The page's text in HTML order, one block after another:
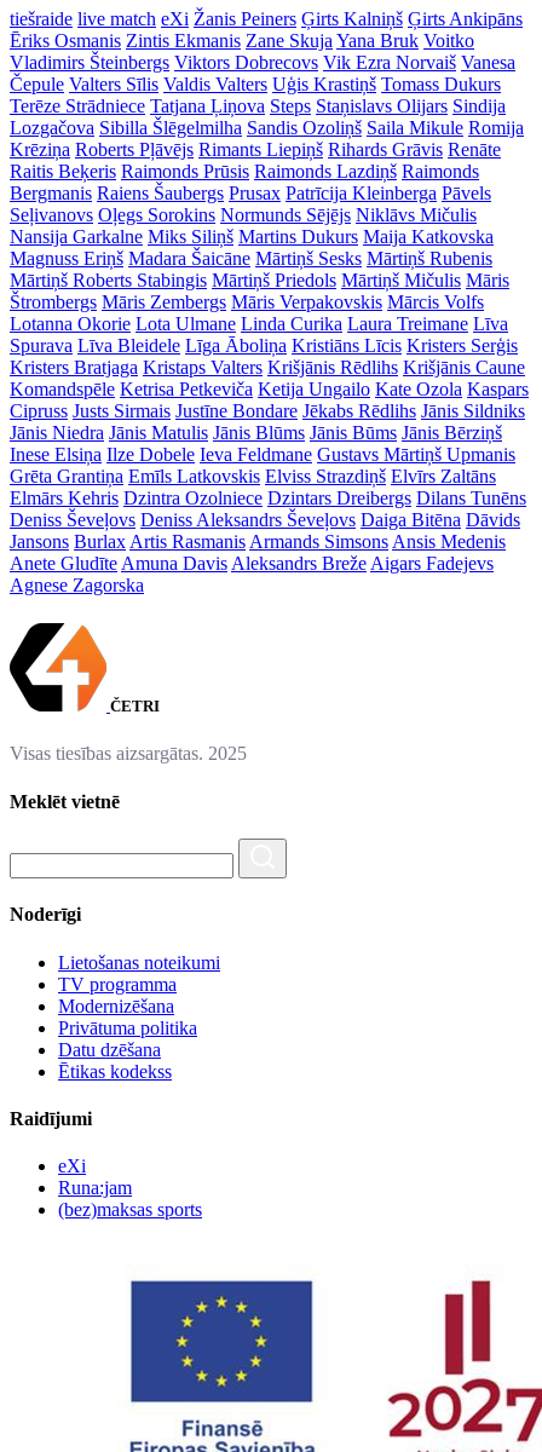
tiešraide live match eXi Žanis Peiners Ģirts Kalniņš Ģirts Ankipāns
Ēriks Osmanis Zintis Ekmanis Zane Skuja Yana Bruk Voitko
Vladimirs Šteinbergs Viktors Dobrecovs Vik Ezra Norvaiš Vanesa
Čepule Valters Sīlis Valdis Valters Uģis Krastiņš Tomass Dukurs
Terēze Strādniece Tatjana Ļiņova Steps Staņislavs Olijars Sindija
Lozgačova Sibilla Šlēgelmilha Sandis Ozoliņš Saila Mikule Romija
Krēziņa Roberts Pļāvējs Rimants Liepiņš Rihards Grāvis Renāte
Raitis Beķeris Raimonds Prūsis Raimonds Lazdiņš Raimonds
Bergmanis Raiens Šaubergs Prusax Patrīcija Kleinberga Pāvels
Seļivanovs Oļegs Sorokins Normunds Sējējs Niklāvs Mičulis
Nansija Garkalne Miks Siliņš Martins Dukurs Maija Katkovska
Magnuss Eriņš Madara Šaicāne Mārtiņš Sesks Mārtiņš Rubenis
Mārtiņš Roberts Stabingis Mārtiņš Priedols Mārtiņš Mičulis Māris
Štrombergs Māris Zembergs Māris Verpakovskis Mārcis Volfs
Lotanna Okorie Lota Ulmane Linda Curika Laura Treimane Līva
Spurava Līva Bleidele Līga Āboliņa Kristiāns Līcis Kristers Serģis
Kristers Bratjaga Kristaps Valters Krišjānis Rēdlihs Krišjānis Caune
Komandspēle Ketrisa Petkeviča Ketija Ungailo Kate Ozola Kaspars
Cipruss Justs Sirmais Justīne Bondare Jēkabs Rēdlihs Jānis Sildniks
Jānis Niedra Jānis Matulis Jānis Blūms Jānis Būms Jānis Bērziņš
Inese Elsiņa Ilze Dobele Ieva Feldmane Gustavs Mārtiņš Upmanis
Grēta Grantiņa Emīls Latkovskis Elviss Strazdiņš Elvīrs Zaltāns
Elmārs Kehris Dzintra Ozolniece Dzintars Dreibergs Dilans Tunēns
Deniss Ševeļovs Deniss Aleksandrs Ševeļovs Daiga Bitēna Dāvids
Jansons Burlax Artis Rasmanis Armands Simsons Ansis Medenis
Anete Gludīte Amuna Davis Aleksandrs Breže Aigars Fadejevs
Agnese Zagorska
ČETRI
Visas tiesības aizsargātas. 2025
Meklēt vietnē
Noderīgi
Lietošanas noteikumi
TV programma
Modernizēšana
Privātuma politika
Datu dzēšana
Ētikas kodekss
Raidījumi
eXi
Runa:jam
(bez)maksas sports